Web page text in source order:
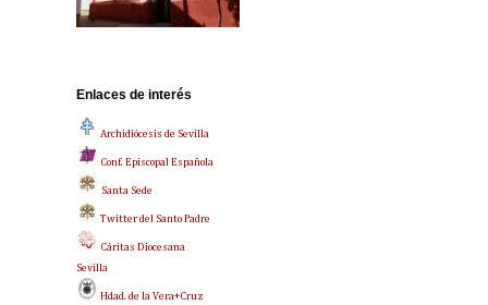
Enlaces de interés
Archidiócesis de Sevilla
Conf. Episcopal Española
Santa Sede
Twitter del Santo Padre
Cáritas Diocesana
Sevilla
Hdad. de la Vera+Cruz